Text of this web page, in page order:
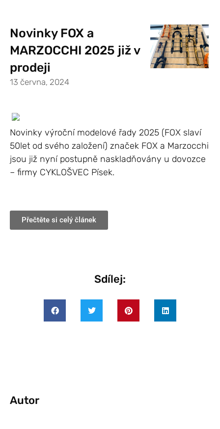
Novinky FOX a
MARZOCCHI 2025 již v
prodeji
13 června, 2024
Novinky výroční modelové řady 2025 (FOX slaví
50let od svého založení) značek FOX a Marzocchi
jsou již nyní postupně naskladňovány u dovozce
– firmy CYKLOŠVEC Písek.
Přečtěte si celý článek
Sdílej:
Autor